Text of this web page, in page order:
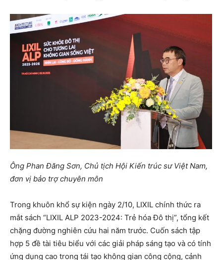
Ông Phan Đăng Sơn, Chủ tịch Hội Kiến trúc sư Việt Nam,
đơn vị bảo trợ chuyên môn
Trong khuôn khổ sự kiện ngày 2/10, LIXIL chính thức ra
mắt sách “LIXIL ALP 2023-2024: Trẻ hóa Đô thị”, tổng kết
chặng đường nghiên cứu hai năm trước. Cuốn sách tập
hợp 5 đề tài tiêu biểu với các giải pháp sáng tạo và có tính
ứng dụng cao trong tái tạo không gian công cộng, cảnh